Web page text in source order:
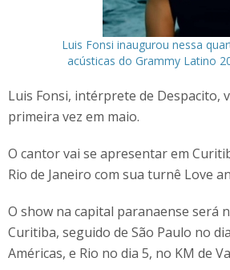
Luis Fonsi inaugurou nessa
acústicas do Grammy Latino
Luis Fonsi, intérprete de Despacito,
primeira vez em maio.
O cantor vai se apresentar em
Rio de Janeiro com sua turnê Love
O show na capital paranaense será
Curitiba, seguido de São Paulo no
Américas, e Rio no dia 5, no KM de